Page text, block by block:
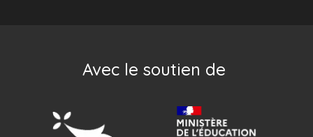
Avec le soutien de